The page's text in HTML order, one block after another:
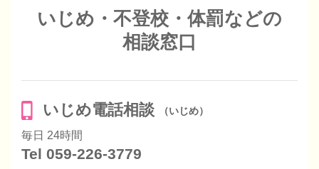
いじめ・不登校・体罰などの
相談窓口
いじめ電話相談 （いじめ）
毎日 24時間
Tel 059-226-3779